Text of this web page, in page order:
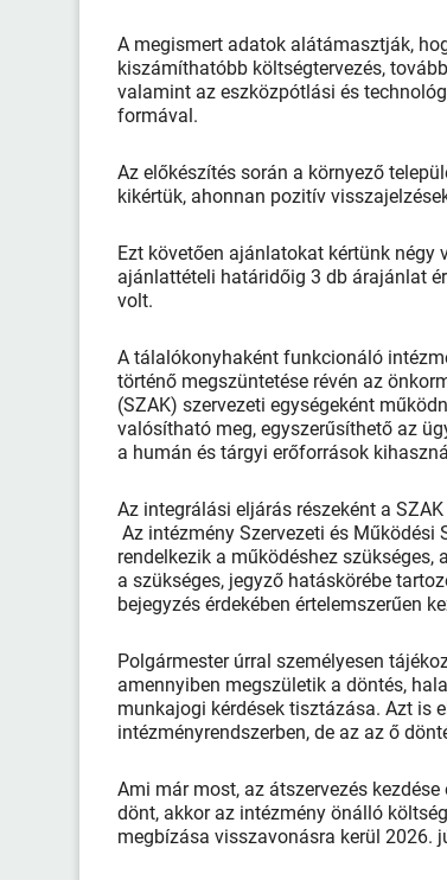
A megismert adatok alátámasztják,
kiszámíthatóbb költségtervezés,
valamint az eszközpótlási és
formával.
Az előkészítés során a környező
kikértük, ahonnan pozitív
Ezt követően ajánlatokat kértünk
ajánlattételi határidőig 3 db árajánlat
volt.
A tálalókonyhaként funkcionáló
történő megszüntetése révén az
(SZAK) szervezeti egységeként
valósítható meg, egyszerűsíthető az
a humán és tárgyi erőforrások
Az integrálási eljárás részeként a
Az intézmény Szervezeti és
rendelkezik a működéshez szükséges,
a szükséges, jegyző hatáskörébe
bejegyzés érdekében értelemszerűen
Polgármester úrral személyesen
amennyiben megszületik a döntés,
munkajogi kérdések tisztázása. Azt is
intézményrendszerben, de az az ő
Ami már most, az átszervezés
dönt, akkor az intézmény önálló
megbízása visszavonásra kerül 2026.